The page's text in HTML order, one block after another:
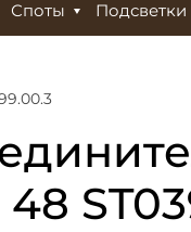
Споты Подсветки